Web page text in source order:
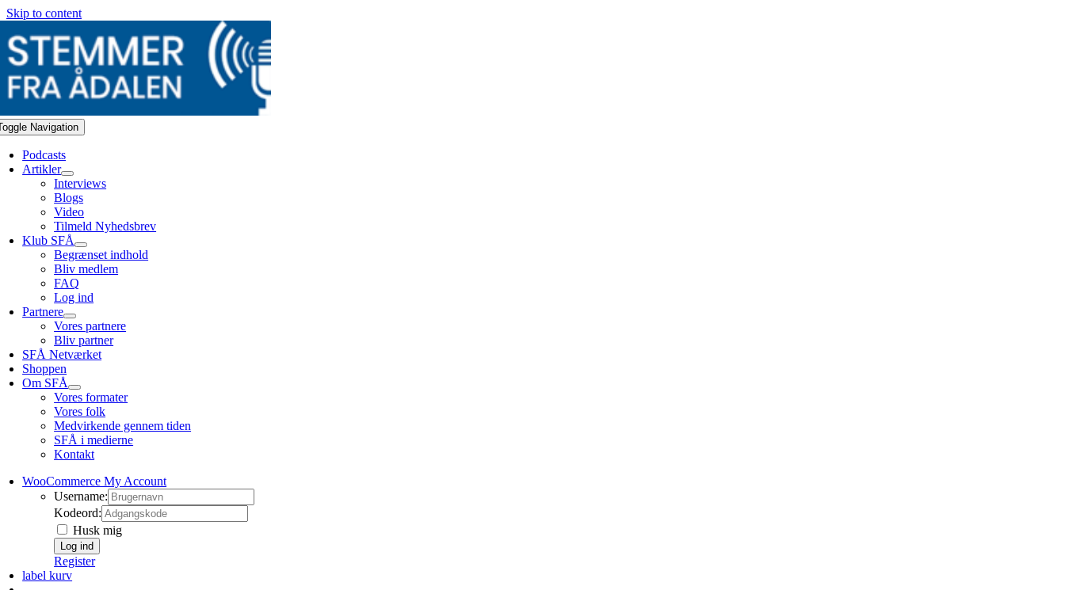
Skip to content
Navigation
Podcasts
Artikler
Interviews
Blogs
Video
Tilmeld Nyhedsbrev
Klub SFÅ
Begrænset indhold
Bliv medlem
FAQ
Log ind
Partnere
Vores partnere
Bliv partner
SFÅ Netværket
Shoppen
Om SFÅ
Vores formater
Vores folk
Medvirkende gennem tiden
SFÅ i medierne
Kontakt
WooCommerce My Account
Username:
Kodeord:
Husk mig
Register
label kurv